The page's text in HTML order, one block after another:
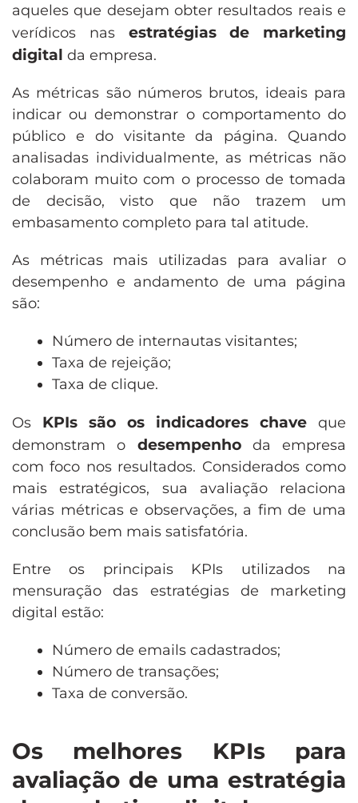
aqueles que desejam obter resultados reais e
verídicos nas estratégias de marketing
digital da empresa.
As métricas são números brutos, ideais para
indicar ou demonstrar o comportamento do
público e do visitante da página. Quando
analisadas individualmente, as métricas não
colaboram muito com o processo de tomada
de decisão, visto que não trazem um
embasamento completo para tal atitude.
As métricas mais utilizadas para avaliar o
desempenho e andamento de uma página
são:
Número de internautas visitantes;
Taxa de rejeição;
Taxa de clique.
Os KPIs são os indicadores chave que
demonstram o
desempenhoda empresa
com foco nos resultados. Considerados como
mais estratégicos, sua avaliação relaciona
várias métricas e observações, a fim de uma
conclusão bem mais satisfatória.
Entre os principais KPIs utilizados na
mensuração das estratégias de marketing
digital estão:
Número de emails cadastrados;
Número de transações;
Taxa de conversão.
Os melhores KPIs para
avaliação de uma estratégia